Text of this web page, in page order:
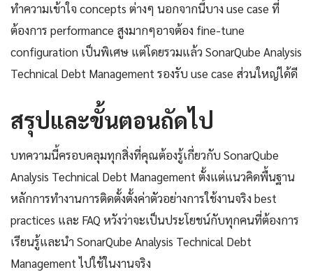
ทำความเข้าใจ concepts ต่างๆ นอกจากนี้บาง use case ที่
ต้องการ performance สูงมากๆอาจต้อง fine-tune
configuration เป็นพิเศษ แต่โดยรวมแล้ว SonarQube Analysis
Technical Debt Management รองรับ use case ส่วนใหญ่ได้ดี
สรุปและขั้นตอนถัดไป
บทความนี้ครอบคลุมทุกสิ่งที่คุณต้องรู้เกี่ยวกับ SonarQube
Analysis Technical Debt Management ตั้งแต่แนวคิดพื้นฐาน
หลักการทำงานการติดตั้งตั้งค่าตัวอย่างการใช้งานจริง best
practices และ FAQ หวังว่าจะเป็นประโยชน์กับทุกคนที่ต้องการ
เรียนรู้และนำ SonarQube Analysis Technical Debt
Management ไปใช้ในงานจริง